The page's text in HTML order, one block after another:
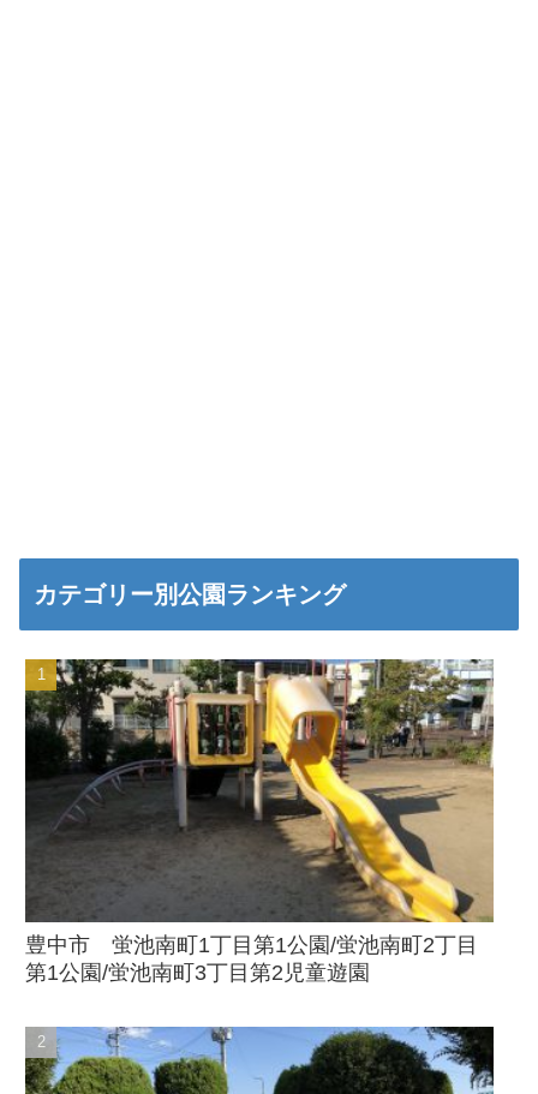
カテゴリー別公園ランキング
豊中市 蛍池南町1丁目第1公園/蛍池南町2丁目
第1公園/蛍池南町3丁目第2児童遊園